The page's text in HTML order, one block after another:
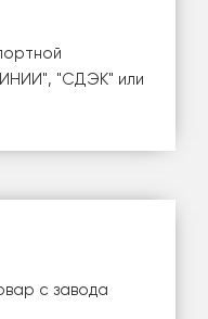
, "СДЭК" или
с завода